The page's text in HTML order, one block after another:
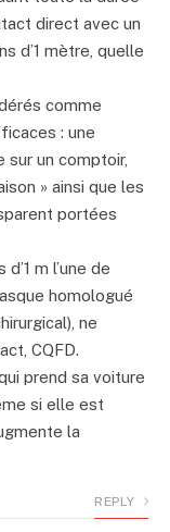
direct avec un
d’1 mètre, quelle
comme
: une
sur un comptoir,
» ainsi que les
portées
m l’une de
homologué
ne
CQFD.
prend sa voiture
si elle est
la
REPLY